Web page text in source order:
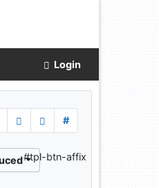
Login
#
#tpl-btn-affix